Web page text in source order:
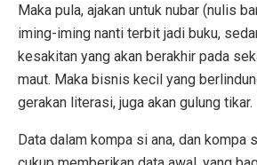
Maka pula, ajakan untuk nubar (nulis
iming-iming nanti terbit jadi buku,
kesakitan yang akan berakhir pada
maut. Maka bisnis kecil yang
gerakan literasi, juga akan gulung tikar.
Data dalam kompa si ana, dan kompa